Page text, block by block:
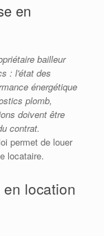
en
bailleur
: l'état des
énergétique
plomb,
doivent être
contrat.
permet de louer
locataire.
location